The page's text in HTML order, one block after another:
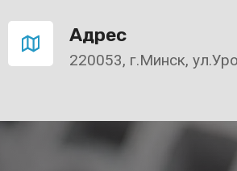
Адрес
220053, г.Минск,